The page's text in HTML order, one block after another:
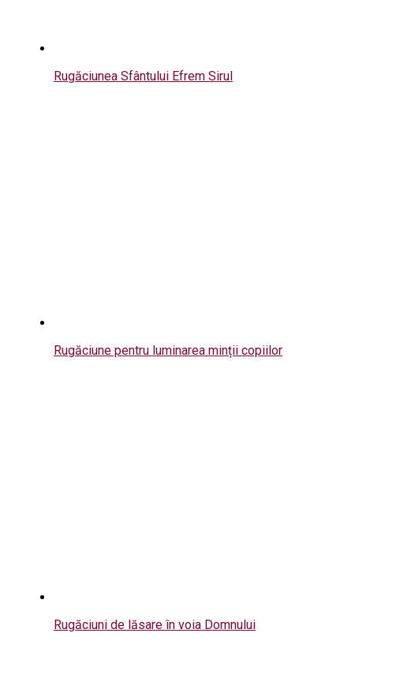
Rugăciunea Sfântului Efrem Sirul
Rugăciune pentru luminarea minții copiilor
Rugăciuni de lăsare în voia Domnului